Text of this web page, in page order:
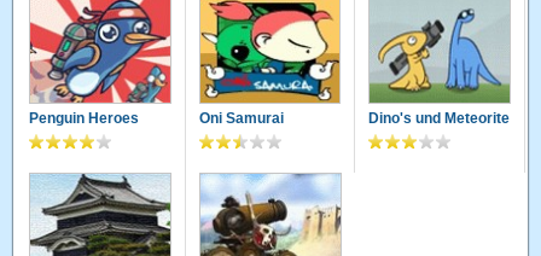
Penguin Heroes Oni Samurai Dino's und Meteorite